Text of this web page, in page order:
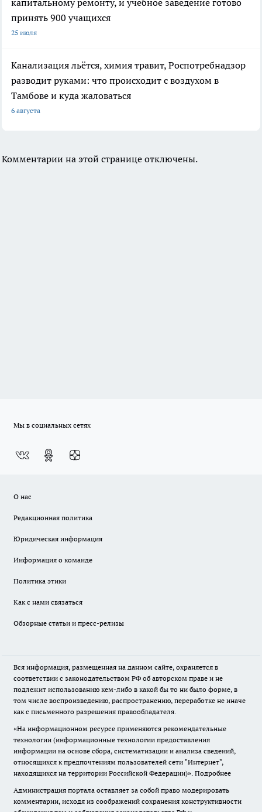
принять 900 учащихся
25 июля
Канализация льётся, химия травит, Роспотребнадзор
разводит руками: что происходит с воздухом в
Тамбове и куда жаловаться
6 августа
Комментарии на этой странице отключены.
Мы в социальных сетях
О нас
Редакционная политика
Юридическая информация
Информация о команде
Политика этики
Как с нами связаться
Обзорные статьи и пресс-релизы
Вся информация, размещенная на данном сайте, охраняется в
соответствии с законодательством РФ об авторском праве и не
подлежит использованию кем-либо в какой бы то ни было форме, в
том числе воспроизведению, распространению, переработке не иначе
как с письменного разрешения правообладателя.
«На информационном ресурсе применяются рекомендательные
технологии (информационные технологии предоставления
информации на основе сбора, систематизации и анализа сведений,
относящихся к предпочтениям пользователей сети "Интернет",
находящихся на территории Российской Федерации)». Подробнее
Администрация портала оставляет за собой право модерировать
комментарии, исходя из соображений сохранения конструктивности